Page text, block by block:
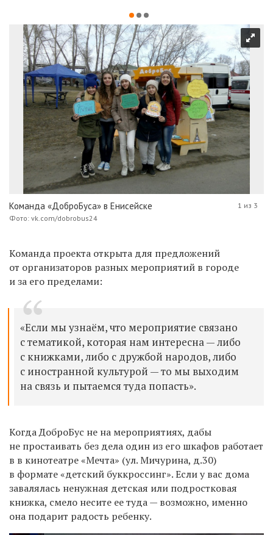
Команда «ДоброБуса» в Енисейске
Фото: vk.com/dobrobus24
1 из 3
Команда проекта открыта для предложений
от организаторов разных мероприятий в городе
и за его пределами:
«Если мы узнаём, что мероприятие связано
с тематикой, которая нам интересна — либо
с книжками, либо с дружбой народов, либо
с иностранной культурой — то мы выходим
на связь и пытаемся туда попасть».
Когда ДоброБус не на мероприятиях, дабы
не простаивать без дела один из его шкафов работает
в в кинотеатре «Мечта» (ул. Мичурина, д.30)
в формате «детский буккроссинг». Если у вас дома
завалялась ненужная детская или подростковая
книжка, смело несите ее туда — возможно, именно
она подарит радость ребенку.